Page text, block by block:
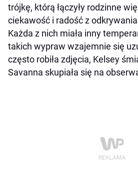
trójkę, którą łączyły rodzinne
ciekawość i radość z
Każda z nich miała inny
takich wypraw wzajemnie się
często robiła zdjęcia, Kelsey
Savanna skupiała się na